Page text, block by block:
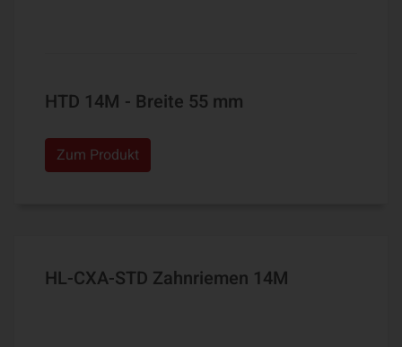
HTD 14M - Breite 55 mm
Zum Produkt
HL-CXA-STD Zahnriemen 14M